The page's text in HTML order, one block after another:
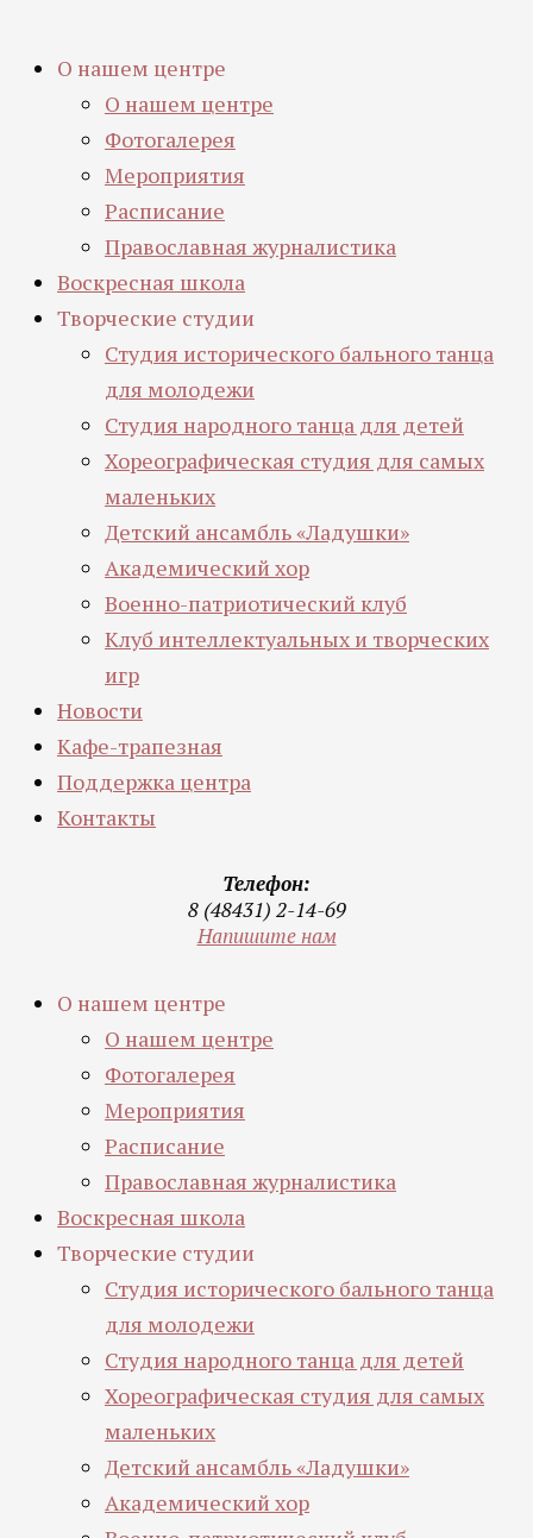
О нашем центре
О нашем центре
Фотогалерея
Мероприятия
Расписание
Православная журналистика
Воскресная школа
Творческие студии
Студия исторического бального танца
для молодежи
Студия народного танца для детей
Хореографическая студия для самых
маленьких
Детский ансамбль «Ладушки»
Академический хор
Военно-патриотический клуб
Клуб интеллектуальных и творческих
игр
Новости
Кафе-трапезная
Поддержка центра
Контакты
Телефон:
8 (48431) 2-14-69
Напишите нам
О нашем центре
О нашем центре
Фотогалерея
Мероприятия
Расписание
Православная журналистика
Воскресная школа
Творческие студии
Студия исторического бального танца
для молодежи
Студия народного танца для детей
Хореографическая студия для самых
маленьких
Детский ансамбль «Ладушки»
Академический хор